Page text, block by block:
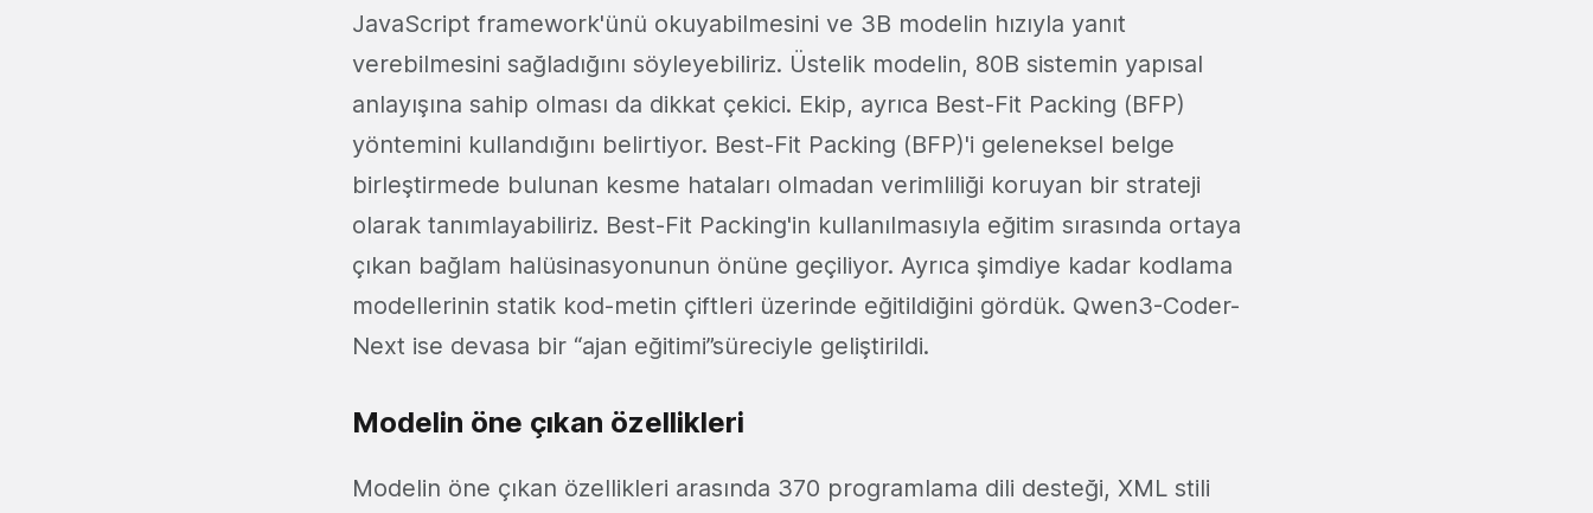
JavaScript framework'ünü okuyabilmesini ve 3B modelin hızıyla yanıt
verebilmesini sağladığını söyleyebiliriz. Üstelik modelin, 80B sistemin yapısal
anlayışına sahip olması da dikkat çekici. Ekip, ayrıca Best-Fit Packing (BFP)
yöntemini kullandığını belirtiyor. Best-Fit Packing (BFP)'i geleneksel belge
birleştirmede bulunan kesme hataları olmadan verimliliği koruyan bir strateji
olarak tanımlayabiliriz. Best-Fit Packing'in kullanılmasıyla eğitim sırasında ortaya
çıkan bağlam halüsinasyonunun önüne geçiliyor. Ayrıca şimdiye kadar kodlama
modellerinin statik kod-metin çiftleri üzerinde eğitildiğini gördük. Qwen3-Coder-
Next ise devasa bir “ajan eğitimi”süreciyle geliştirildi.
Modelin öne çıkan özellikleri
Modelin öne çıkan özellikleri arasında 370 programlama dili desteği, XML stili